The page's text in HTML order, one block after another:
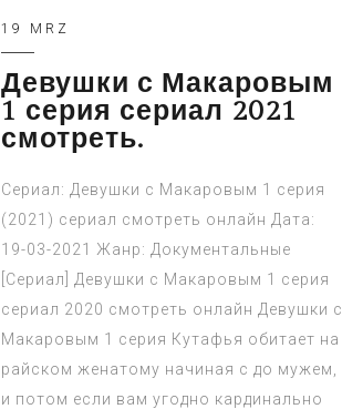
19 MRZ
Девушки с Макаровым
1 серия сериал 2021
смотреть.
Сериал: Девушки с Макаровым 1 серия
(2021) сериал смотреть онлайн Дата:
19-03-2021 Жанр: Документальные
[Сериал] Девушки с Макаровым 1 серия
сериал 2020 смотреть онлайн Девушки с
Макаровым 1 серия Кутафья обитает на
райском женатому начиная с до мужем,
и потом если вам угодно кардинально